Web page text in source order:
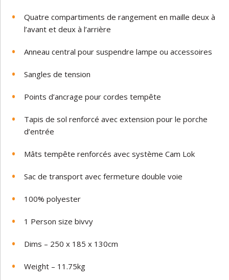
Quatre compartiments de rangement en maille deux à
l’avant et deux à l’arrière
Anneau central pour suspendre lampe ou accessoires
Sangles de tension
Points d’ancrage pour cordes tempête
Tapis de sol renforcé avec extension pour le porche
d’entrée
Mâts tempête renforcés avec système Cam Lok
Sac de transport avec fermeture double voie
100% polyester
1 Person size bivvy
Dims – 250 x 185 x 130cm
Weight – 11.75kg